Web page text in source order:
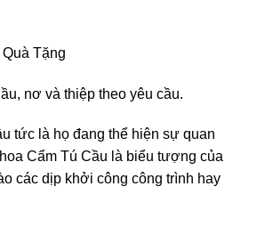
Tặng
nơ và thiệp theo yêu cầu.
tức là họ đang thể hiện sự quan
Cẩm Tú Cầu là biểu tượng của
các dịp khởi công công trình hay